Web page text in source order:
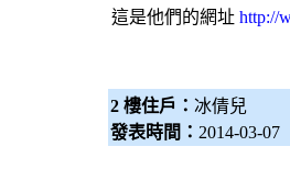
這是他們的網址 http://
2 樓住戶： 冰倩兒
發表時間： 2014-03-07